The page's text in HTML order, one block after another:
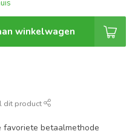
winkelwagen
dit product
favoriete betaalmethode